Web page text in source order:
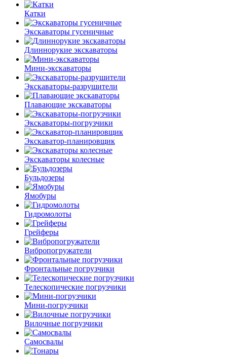
Катки
Экскаваторы гусеничные
Длиннорукие экскаваторы
Мини-экскаваторы
Экскаваторы-разрушители
Плавающие экскаваторы
Экскаваторы-погрузчики
Экскаватор-планировщик
Экскаваторы колесные
Бульдозеры
Ямобуры
Гидромолоты
Грейферы
Вибро­погружатели
Фронтальные погрузчики
Телескопические погрузчики
Мини-погрузчики
Вилочные погрузчики
Самосвалы